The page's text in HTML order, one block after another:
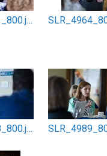
SLR_4961_800.jpg
SLR_4988_800.jpg